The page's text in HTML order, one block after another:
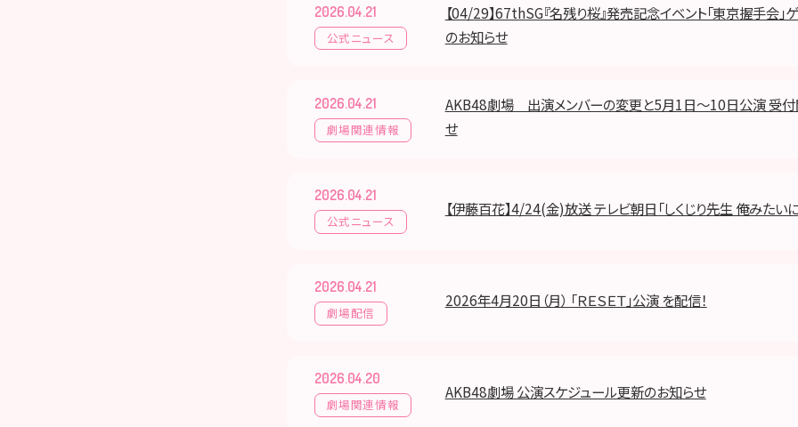
2026.04.21
公式ニュース
【04/29】67thSG『名残り桜』発売記念イベント「東京握手会」
のお知らせ
2026.04.21
劇場関連情報
AKB48劇場 出演メンバーの変更と5月1日～10日公演 受付
せ
2026.04.21
公式ニュース
【伊藤百花】4/24(金)放送 テレビ朝日「しくじり先生 俺みたい
2026.04.21
劇場配信
2026年4月20日（月） 「ＲＥＳＥＴ」公演 を配信！
2026.04.20
劇場関連情報
AKB48劇場 公演スケジュール更新のお知らせ